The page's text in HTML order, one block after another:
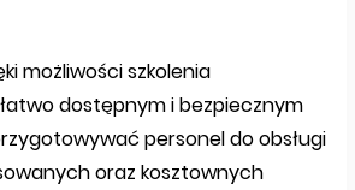
możliwości szkolenia
dostępnym i bezpiecznym
personel do obsługi
oraz kosztownych